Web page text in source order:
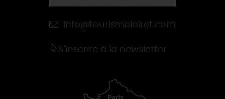
info@tourismeloiret.com
S'inscrire à la newsletter